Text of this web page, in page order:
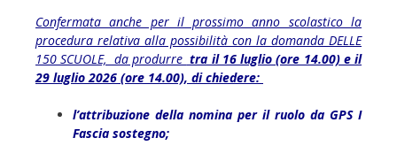
Confermata anche per il prossimo anno scolastico la
procedura relativa alla possibilità con la domanda DELLE
150 SCUOLE, da produrre tra il 16 luglio (ore 14.00) e il
29 luglio 2026 (ore 14.00), di chiedere:
l’attribuzione della nomina per il ruolo da GPS I
Fascia sostegno;